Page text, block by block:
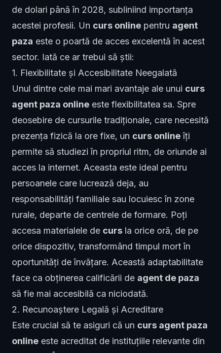
de dolari până în 2028, subliniind importanța
acestei profesii. Un curs online pentru agent
paza este o poartă de acces excelentă în acest
sector. Iată ce ar trebui să știi:
1. Flexibilitate și Accesibilitate Neegalată
Unul dintre cele mai mari avantaje ale unui curs
agent paza online este flexibilitatea sa. Spre
deosebire de cursurile tradiționale, care necesită
prezența fizică la ore fixe, un curs onlineîți
permite să studiezi în propriul ritm, de oriunde ai
acces la internet. Aceasta este ideal pentru
persoanele care lucrează deja, au
responsabilități familiale sau locuiesc în zone
rurale, departe de centrele de formare. Poți
accesa materialele de curs la orice oră, de pe
orice dispozitiv, transformând timpul mort în
oportunități de învățare. Această adaptabilitate
face ca obținerea calificării de agent de paza
să fie mai accesibilă ca niciodată.
2. Recunoaștere Legală și Acreditare
Este crucial să te asiguri că un curs agent paza
online este acreditat de instituțiile relevante din